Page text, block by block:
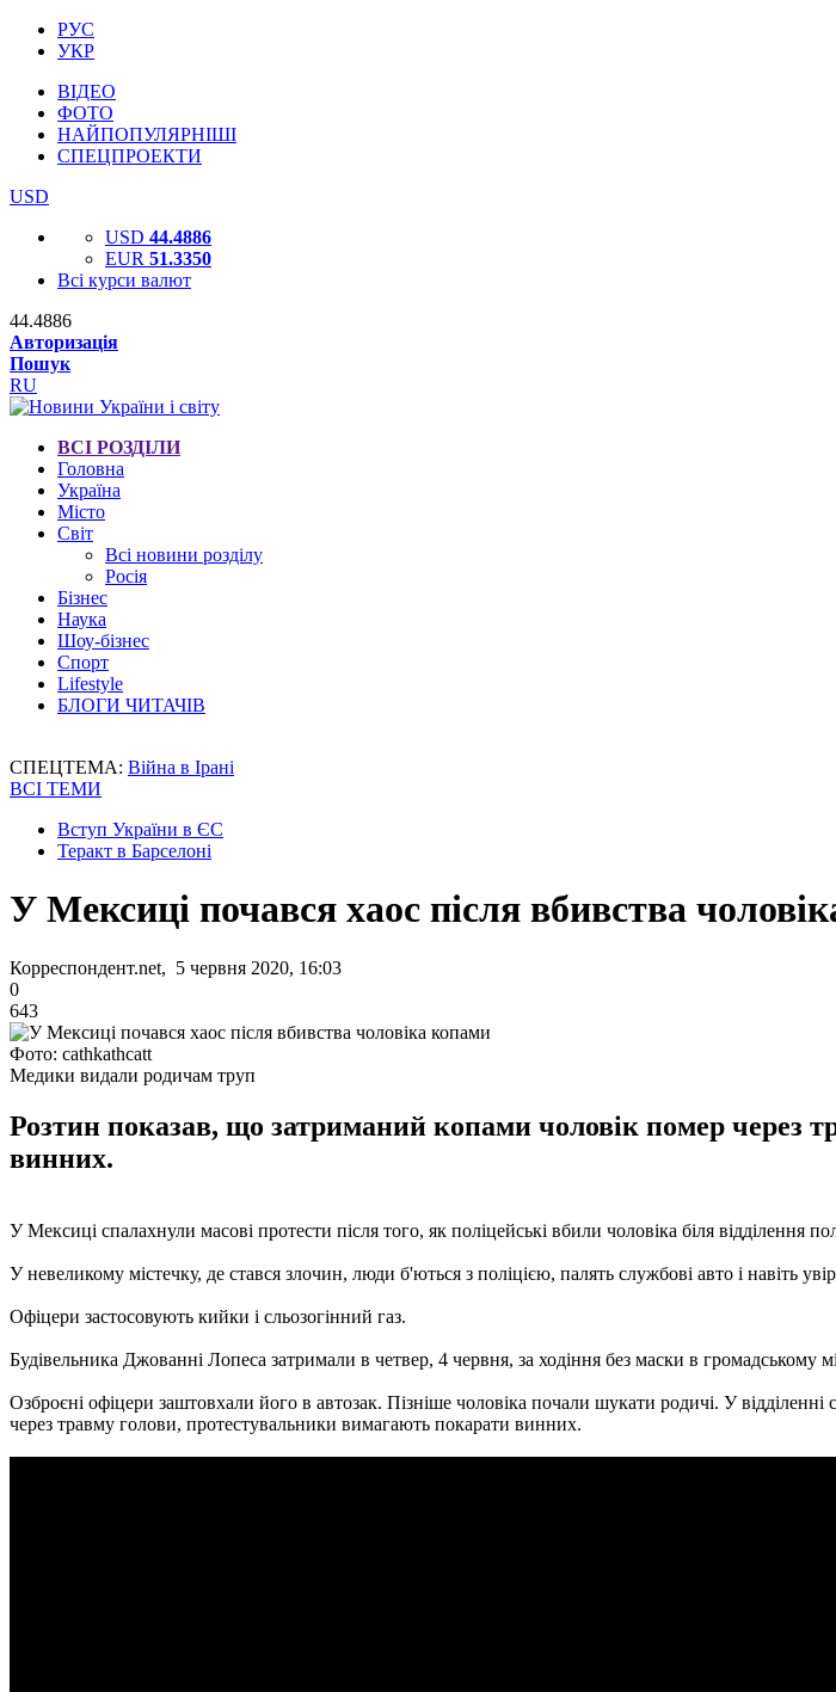
РУС
УКР
ВІДЕО
ФОТО
НАЙПОПУЛЯРНІШІ
СПЕЦПРОЕКТИ
USD
USD 44.4886
EUR 51.3350
Всі курси валют
44.4886
Авторизація
Пошук
RU
ВСІ РОЗДІЛИ
Головна
Україна
Місто
Світ
Всі новини розділу
Росія
Бізнес
Наука
Шоу-бізнес
Спорт
Lifestyle
БЛОГИ ЧИТАЧІВ
СПЕЦТЕМА: Війна в Ірані
ВСІ ТЕМИ
Вступ України в ЄС
Теракт в Барселоні
У Мексиці почався хаос після вбивства
Корреспондент.net, 5 червня 2020, 16:03
0
643
Фото: cathkathcatt
Медики видали родичам труп
Розтин показав, що затриманий копами чоловік помер через
винних.
У Мексиці спалахнули масові протести після того, як поліцейські вбили чоловіка біля відділення
У невеликому містечку, де стався злочин, люди б'ються з поліцією, палять службові авто і навіть
Офіцери застосовують кийки і сльозогінний газ.
Будівельника Джованні Лопеса затримали в четвер, 4 червня, за ходіння без маски в громадському
Озброєні офіцери заштовхали його в автозак. Пізніше чоловіка почали шукати родичі. У
через травму голови, протестувальники вимагають покарати винних.